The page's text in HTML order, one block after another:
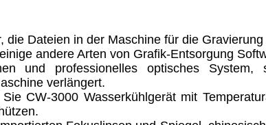
Dateien in der Maschine für die
andere Arten von Grafik-Entsorgung
und professionelles optisches
verlängert.
CW-3000 Wasserkühlgerät mit